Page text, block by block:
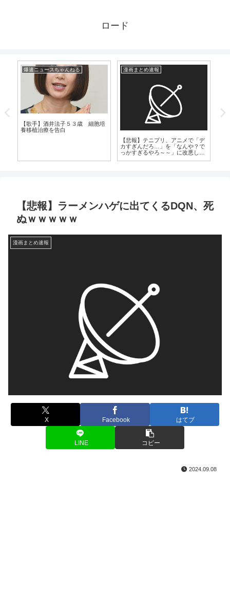
ロード
爆速ニュースちゃんねる
【歌手】酒井法子５３歳 細胞培
養移植治療を告白
漫画まとめ速報
【悲報】テニプリ、アニメで「デ
カすぎんだろ…」を「なんや？で
っかすぎるやろ～～」に改悪して
【悲報】ラーメンハゲに出てくるDQN、死
ぬｗｗｗｗｗ
漫画まとめ速報
X Facebook はてブ
LINE コピー
2024.09.08